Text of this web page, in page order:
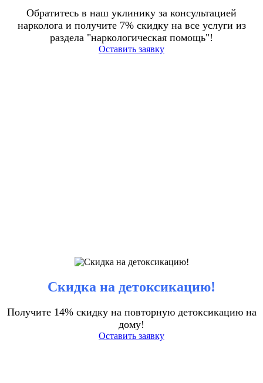
Обратитесь в наш уклинику за консультацией
нарколога и получите 7% скидку на все услуги из
раздела "наркологическая помощь"!
Оставить заявку
Скидка на детоксикацию!
Получите 14% скидку на повторную детоксикацию на
дому!
Оставить заявку